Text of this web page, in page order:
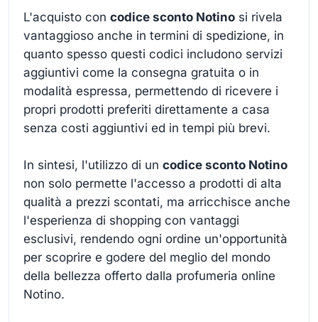
L'acquisto con codice sconto Notino si rivela
vantaggioso anche in termini di spedizione, in
quanto spesso questi codici includono servizi
aggiuntivi come la consegna gratuita o in
modalità espressa, permettendo di ricevere i
propri prodotti preferiti direttamente a casa
senza costi aggiuntivi ed in tempi più brevi.
In sintesi, l'utilizzo di un codice sconto Notino
non solo permette l'accesso a prodotti di alta
qualità a prezzi scontati, ma arricchisce anche
l'esperienza di shopping con vantaggi
esclusivi, rendendo ogni ordine un'opportunità
per scoprire e godere del meglio del mondo
della bellezza offerto dalla profumeria online
Notino.